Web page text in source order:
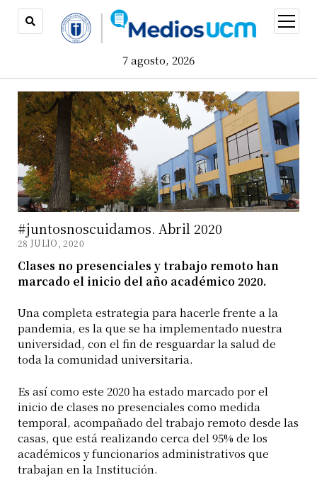
7 agosto, 2026
open
menu
#juntosnoscuidamos. Abril 2020
28 JULIO, 2020
Clases no presenciales y trabajo remoto han
marcado el inicio del año académico 2020.
Una completa estrategia para hacerle frente a la
pandemia, es la que se ha implementado nuestra
universidad, con el fin de resguardar la salud de
toda la comunidad universitaria.
Es así como este 2020 ha estado marcado por el
inicio de clases no presenciales como medida
temporal, acompañado del trabajo remoto desde las
casas, que está realizando cerca del 95% de los
académicos y funcionarios administrativos que
trabajan en la Institución.